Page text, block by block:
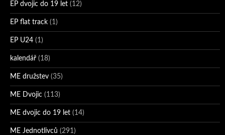
EP dvojic do 19 let (12)
EP flat track (1)
EP U24 (1)
kalendář (18)
ME družstev (35)
ME Dvojic (113)
ME dvojic do 19 let (14)
ME Jednotlivců (291)